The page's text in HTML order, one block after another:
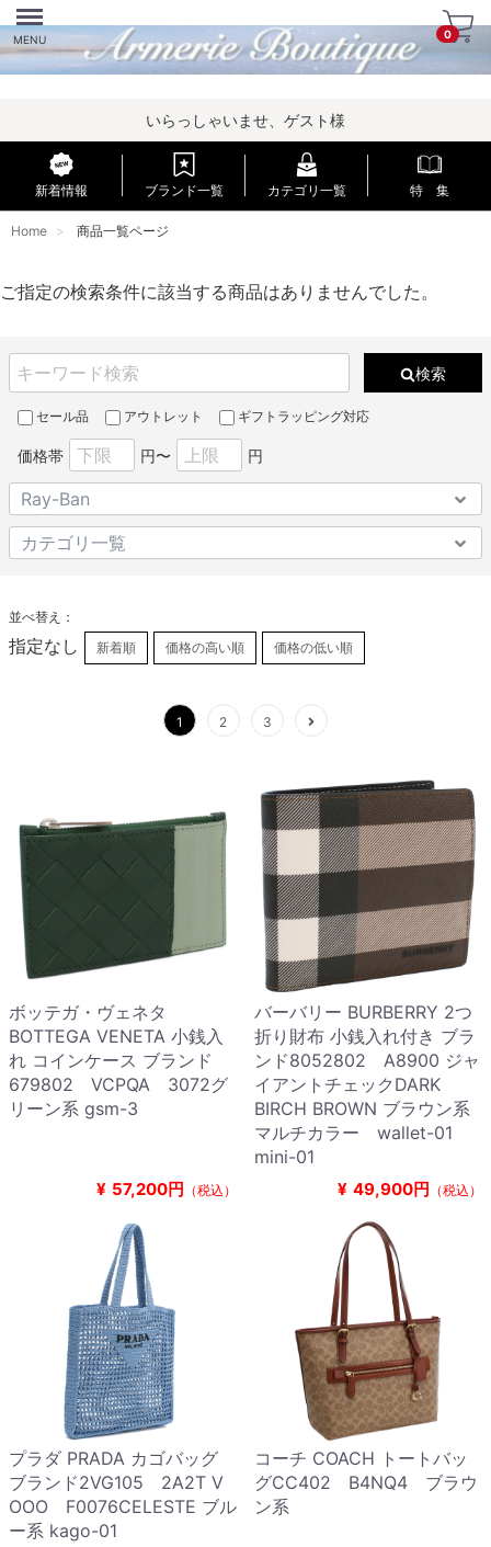
Menu
MENU 0
いらっしゃいませ、ゲスト様
新着情報 ブランド一覧 カテゴリ一覧 特 集
Home 商品一覧ページ
ご指定の検索条件に該当する商品はありませんでした。
検索
セール品 アウトレット ギフトラッピング対応
価格帯 円〜 円
並べ替え：
指定なし 新着順 価格の高い順 価格の低い順
1 2 3
ボッテガ・ヴェネタ
BOTTEGA VENETA 小銭入
れ コインケース ブランド
679802 VCPQA 3072グ
リーン系 gsm-3
¥ 57,200円 （税込）
バーバリー BURBERRY 2つ
折り財布 小銭入れ付き ブラ
ンド8052802 A8900 ジャ
イアントチェックDARK
BIRCH BROWN ブラウン系
マルチカラー wallet-01
mini-01
¥ 49,900円 （税込）
プラダ PRADA カゴバッグ
ブランド2VG105 2A2T V
OOO F0076CELESTE ブル
ー系 kago-01
コーチ COACH トートバッ
グCC402 B4NQ4 ブラウ
ン系